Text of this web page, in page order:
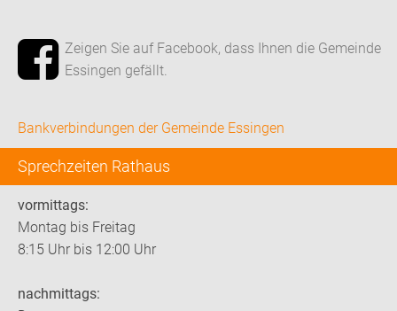
Zeigen Sie auf Facebook, dass Ihnen die Gemeinde
Essingen gefällt.
Bankverbindungen der Gemeinde Essingen
Sprechzeiten Rathaus
vormittags:
Montag bis Freitag
8:15 Uhr bis 12:00 Uhr
nachmittags: